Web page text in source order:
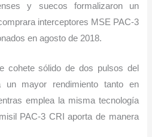
y suecos formalizaron un
interceptores MSE PAC-3
en agosto de 2018.
cohete sólido de dos pulsos del
un mayor rendimiento tanto en
emplea la misma tecnología
PAC-3 CRI aporta de manera